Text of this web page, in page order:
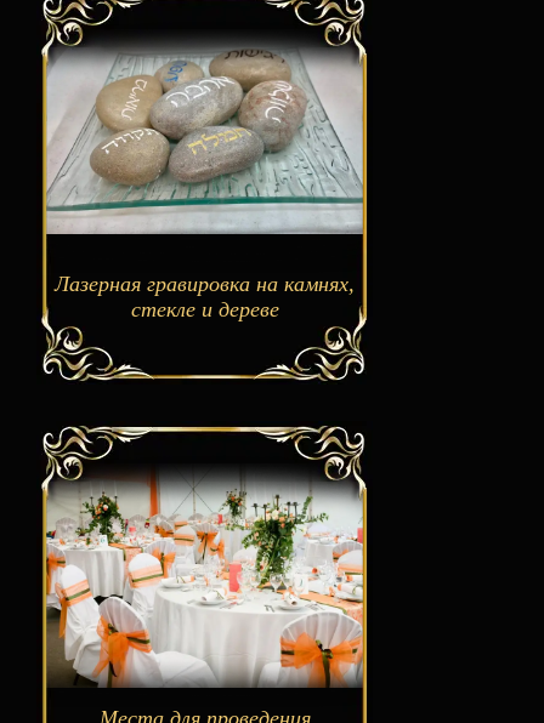
Лазерная гравировка на камнях,
стекле и дереве
Места для проведения